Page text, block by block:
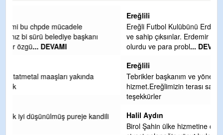
Ereğli Futbol Kulübünü Erdemir'i özelleştirenler düşünsün
ve sahip çıksınlar. Erdemir özelleştirilmeseydi sponsor
olurdu ve para probl
Tebrikler başkanım ve yönetim kurulu, güzel bir
hizmet.Ereğlimizin terası sayenizde huzur ve ahlak bulacak
Halil Aydın
Birol Şahin ülke hizmetine çeyrek asır damgasını vurmuş